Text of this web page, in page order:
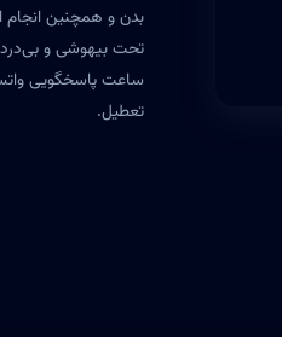
بدن و همچنین انجام
تحت بیهوشی و
تعطیل.